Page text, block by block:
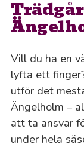
Vill du ha en
lyfta ett
utför det
Ängelholm –
att ta ansvar
under hela